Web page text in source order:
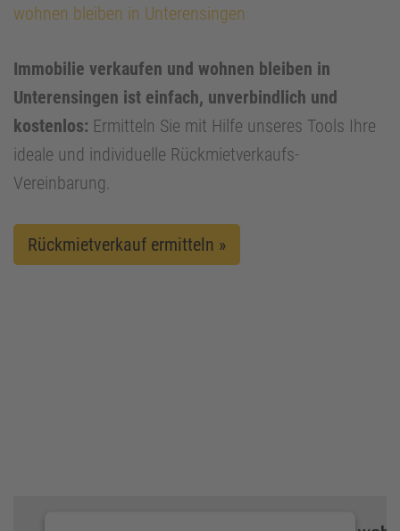
wohnen bleiben in Unterensingen
Immobilie verkaufen und wohnen bleiben in
Unterensingen ist einfach, unverbindlich und
kostenlos: Ermitteln Sie mit Hilfe unseres Tools Ihre
ideale und individuelle Rückmietverkaufs-
Vereinbarung.
Rückmietverkauf ermitteln »